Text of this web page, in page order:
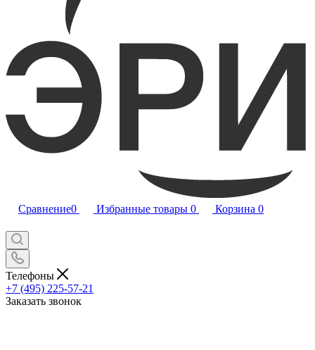
Сравнение0 Избранные товары 0 Корзина 0
Телефоны
+7 (495) 225-57-21
Заказать звонок